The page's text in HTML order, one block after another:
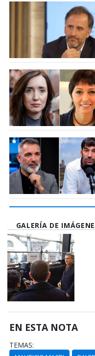
GALERÍA DE
EN ESTA NOTA
TEMAS: